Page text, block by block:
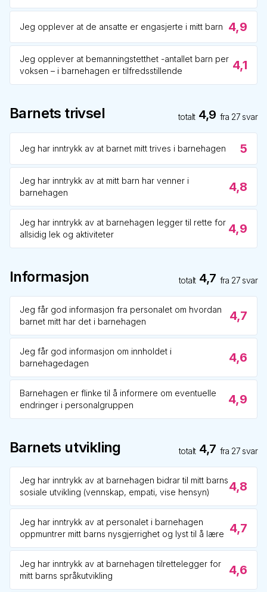
Jeg opplever at de ansatte er engasjerte i mitt barn 4,9
Jeg opplever at bemanningstetthet -antallet barn per
voksen – i barnehagen er tilfredsstillende
4,1
Barnets trivsel totalt 4,9 fra 27 svar
Jeg har inntrykk av at barnet mitt trives i barnehagen 5
Jeg har inntrykk av at mitt barn har venner i
barnehagen
4,8
Jeg har inntrykk av at barnehagen legger til rette for
allsidig lek og aktiviteter
4,9
Informasjon totalt 4,7 fra 27 svar
Jeg får god informasjon fra personalet om hvordan
barnet mitt har det i barnehagen
4,7
Jeg får god informasjon om innholdet i
barnehagedagen
4,6
Barnehagen er flinke til å informere om eventuelle
endringer i personalgruppen
4,9
Barnets utvikling totalt 4,7 fra 27 svar
Jeg har inntrykk av at barnehagen bidrar til mitt barns
sosiale utvikling (vennskap, empati, vise hensyn)
4,8
Jeg har inntrykk av at personalet i barnehagen
oppmuntrer mitt barns nysgjerrighet og lyst til å lære
4,7
Jeg har inntrykk av at barnehagen tilrettelegger for
mitt barns språkutvikling
4,6